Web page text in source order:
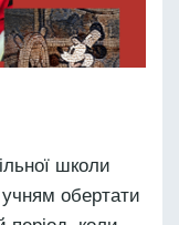
школи
обертати